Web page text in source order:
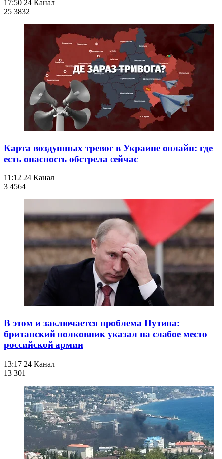
17:50 24 Канал
25 3832
Карта воздушных тревог в Украине онлайн: где
есть опасность обстрела сейчас
11:12 24 Канал
3 4564
В этом и заключается проблема Путина:
британский полковник указал на слабое место
российской армии
13:17 24 Канал
13 301